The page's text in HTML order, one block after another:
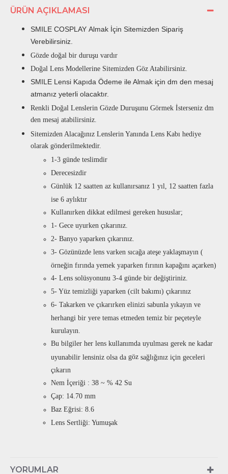
ÜRÜN AÇIKLAMASI
SMILE COSPLAY Almak İçin Sitemizden Sipariş
Verebilirsiniz.
Gözde doğal bir duruşu vardır
Doğal Lens Modellerine Sitemizden Göz Atabilirsiniz.
SMILE Lensi Kapıda Ödeme ile Almak için dm den mesaj
atmanız yeterli olacaktır.
Renkli Doğal Lenslerin Gözde Duruşunu Görmek İsterseniz dm
den mesaj atabilirsiniz.
Sitemizden Alacağınız Lenslerin Yanında Lens Kabı hediye
olarak gönderilmektedir.
1-3 günde teslimdir
Derecesizdir
Günlük 12 saatten az kullanırsanız 1 yıl, 12 saatten fazla
ise 6 aylıktır
Kullanırken dikkat edilmesi gereken hususlar;
1- Gece uyurken çıkarınız.
2- Banyo yaparken çıkarınız.
3- Gözünüzde lens varken sıcağa ateşe yaklaşmayın (
örneğin fırında yemek yaparken fırının kapağını açarken)
4- Lens solüsyonunu 3-4 günde bir değiştiriniz.
5- Yüz temizliği yaparken (cilt bakımı) çıkarınız
6- Takarken ve çıkarırken elinizi sabunla yıkayın ve
herhangi bir yere temas etmeden temiz bir peçeteyle
kurulayın.
Bu bilgiler her lens kullanımda uyulması gerek ne kadar
uyunabilir lensiniz olsa da göz sağlığınız için geceleri
çıkarın
Nem İçeriği : 38 ~ % 42 Su
Çap: 14.70 mm
Baz Eğrisi: 8.6
Lens Sertliği: Yumuşak
YORUMLAR